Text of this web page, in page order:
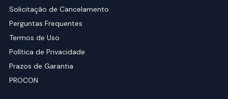
Solicitação de Cancelamento
Perguntas Frequentes
Termos de Uso
Política de Privacidade
Prazos de Garantia
PROCON